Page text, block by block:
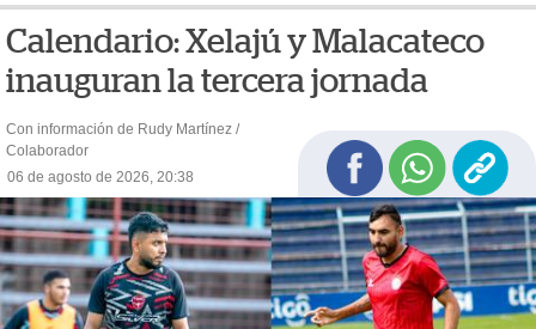
Calendario: Xelajú y Malacateco
inauguran la tercera jornada
Con información de Rudy Martínez /
Colaborador
06 de agosto de 2026, 20:38